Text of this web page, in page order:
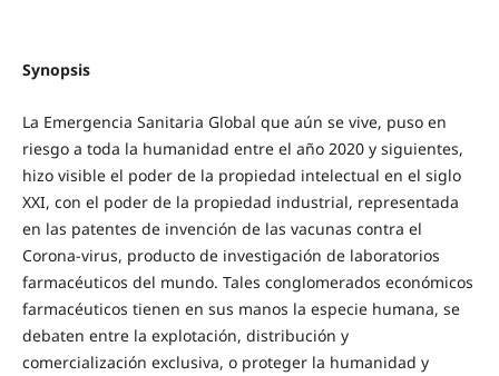
Synopsis
La Emergencia Sanitaria Global que aún se vive, puso en
riesgo a toda la humanidad entre el año 2020 y siguientes,
hizo visible el poder de la propiedad intelectual en el siglo
XXI, con el poder de la propiedad industrial, representada
en las patentes de invención de las vacunas contra el
Corona-virus, producto de investigación de laboratorios
farmacéuticos del mundo. Tales conglomerados económicos
farmacéuticos tienen en sus manos la especie humana, se
debaten entre la explotación, distribución y
comercialización exclusiva, o proteger la humanidad y